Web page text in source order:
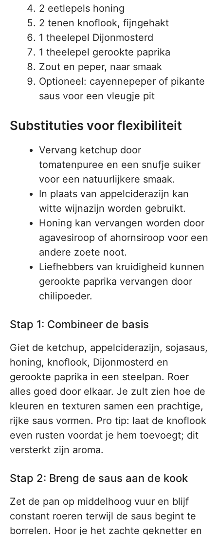
2 eetlepels honing
2 tenen knoflook, fijngehakt
1 theelepel Dijonmosterd
1 theelepel gerookte paprika
Zout en peper, naar smaak
Optioneel: cayennepeper of pikante
saus voor een vleugje pit
Substituties voor flexibiliteit
Vervang ketchup door
tomatenpuree en een snufje suiker
voor een natuurlijkere smaak.
In plaats van appelciderazijn kan
witte wijnazijn worden gebruikt.
Honing kan vervangen worden door
agavesiroop of ahornsiroop voor een
andere zoete noot.
Liefhebbers van kruidigheid kunnen
gerookte paprika vervangen door
chilipoeder.
Stap 1: Combineer de basis
Giet de ketchup, appelciderazijn, sojasaus,
honing, knoflook, Dijonmosterd en
gerookte paprika in een steelpan. Roer
alles goed door elkaar. Je zult zien hoe de
kleuren en texturen samen een prachtige,
rijke saus vormen. Pro tip: laat de knoflook
even rusten voordat je hem toevoegt; dit
versterkt zijn aroma.
Stap 2: Breng de saus aan de kook
Zet de pan op middelhoog vuur en blijf
constant roeren terwijl de saus begint te
borrelen. Hoor je het zachte geknetter en